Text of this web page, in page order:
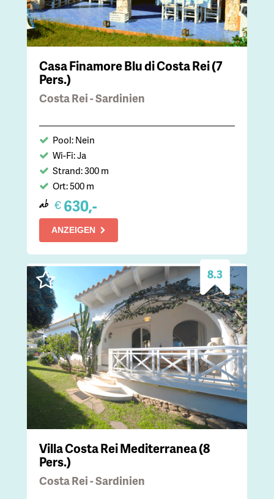
Casa Finamore Blu di Costa Rei (7
Pers.)
Costa Rei - Sardinien
Pool: Nein
Wi-Fi: Ja
Strand: 300 m
Ort: 500 m
ab € 630,-
ANZEIGEN
8.3
Villa Costa Rei Mediterranea (8
Pers.)
Costa Rei - Sardinien